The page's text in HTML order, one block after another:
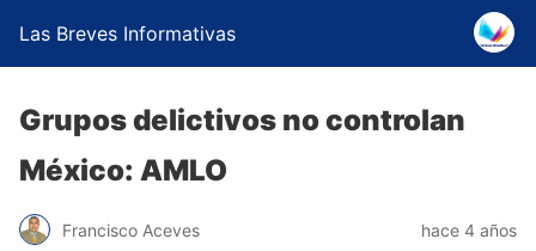
Las Breves Informativas
Grupos delictivos no controlan
México: AMLO
Francisco Aceves hace 4 años